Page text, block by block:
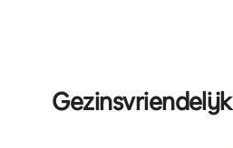
4,99 op 5, 240 recensies